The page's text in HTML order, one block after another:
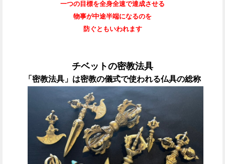
一つの目標を全身全速で達成させる
物事が中途半端になるのを
防ぐともいわれます
チベットの密教法具
「密教法具」は密教の儀式で使われる仏具の総称